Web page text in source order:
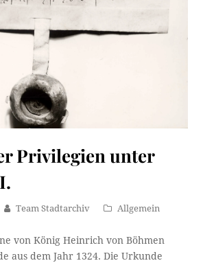
Privilegien unter
Team Stadtarchiv Allgemein
von König Heinrich von Böhmen
aus dem Jahr 1324. Die Urkunde